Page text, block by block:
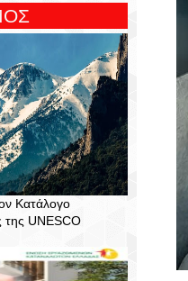
Κατάλογο
της UNESCO